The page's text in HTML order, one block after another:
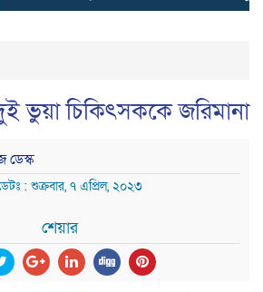
ভুয়া চিকিৎসককে জরিমানা
ডেস্ক
: শুক্রবার, ৭ এপ্রিল, ২০২৩
শেয়ার